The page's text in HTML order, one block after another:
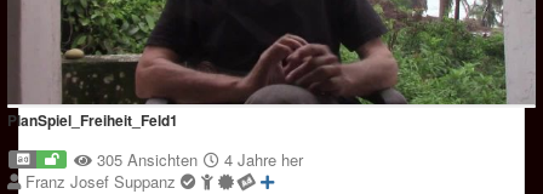
PlanSpiel_Freiheit_Feld1
305 Ansichten
4 Jahre her
Franz Josef Suppanz